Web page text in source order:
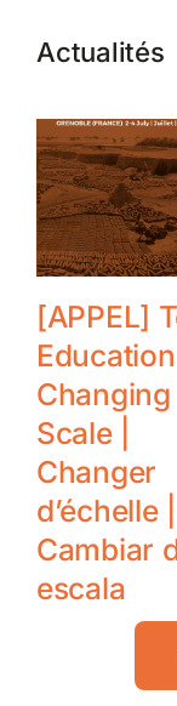
Actualités
[APPEL]
Changing
Scale |
Changer
d’échelle |
Cambiar
escala